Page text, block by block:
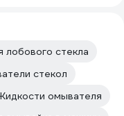
стекла
стекол
омывателя